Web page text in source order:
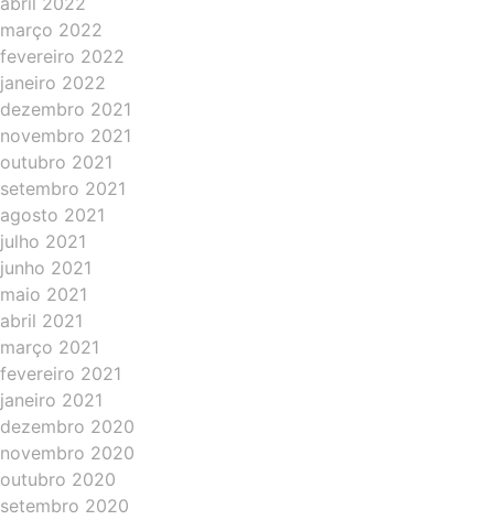
março 2022
fevereiro 2022
janeiro 2022
dezembro 2021
novembro 2021
outubro 2021
setembro 2021
agosto 2021
julho 2021
junho 2021
maio 2021
abril 2021
março 2021
fevereiro 2021
janeiro 2021
dezembro 2020
novembro 2020
outubro 2020
setembro 2020